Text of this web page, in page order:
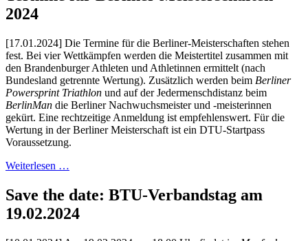
2024
[17.01.2024] Die Termine für die Berliner-Meisterschaften stehen
fest. Bei vier Wettkämpfen werden die Meistertitel zusammen mit
den Brandenburger Athleten und Athletinnen ermittelt (nach
Bundesland getrennte Wertung). Zusätzlich werden beim Berliner
Powersprint Triathlon und auf der Jedermenschdistanz beim
BerlinMan die Berliner Nachwuchsmeister und -meisterinnen
gekürt. Eine rechtzeitige Anmeldung ist empfehlenswert. Für die
Wertung in der Berliner Meisterschaft ist ein DTU-Startpass
Voraussetzung.
Weiterlesen …
Save the date: BTU-Verbandstag am
19.02.2024